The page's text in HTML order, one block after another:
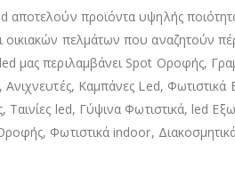
αποτελούν προϊόντα υψηλής
πελμάτων που αναζητούν
μας περιλαμβάνει Spot Οροφής,
Καμπάνες Led, Φωτιστικά
led, Γύψινα Φωτιστικά, led
Φωτιστικά indoor,